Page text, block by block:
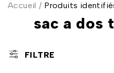
sac a dos
Accueil / Produits
FILTRE